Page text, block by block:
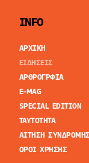
INFO
ΑΡΧΙΚΗ
ΕΙΔΗΣΕΙΣ
ΑΡΘΡΟΓΡΦΙΑ
E-MAG
SPECIAL EDITION
ΤΑΥΤΟΤΗΤΑ
ΑΙΤΗΣΗ
ΟΡΟΙ ΧΡΗΣΗΣ